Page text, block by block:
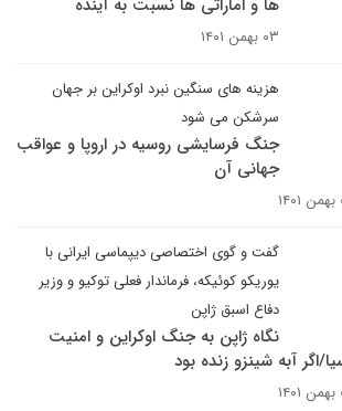
ها و اماراتی ها نسبت به آینده
۰۳ بهمن ۱۴۰۱
هزینه های سنگین نبرد اوکراین بر جهان
سرشکن می شود
جنگ فرسایشی روسیه در اروپا و عواقب
جهانی آن
گفت و گوی اختصاصی دیپماسی ایرانی با
یوریکو کوئیکه، فرماندار فعلی توکیو و وزیر
دفاع اسبق ژاپن
نگاه ژاپن به جنگ اوکراین و امنیت
اگر آبه شینزو زنده بود